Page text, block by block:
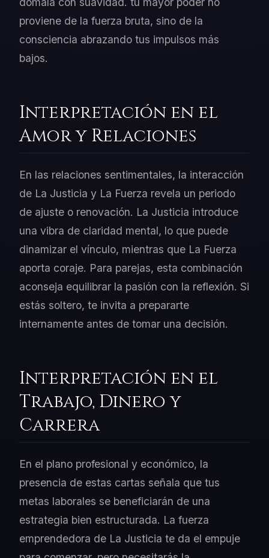
proviene de la fuerza bruta, sino de la
consciencia abrazando tus impulsos más
bajos.
Interpretación en el
Amor y Relaciones
En las relaciones sentimentales, la interacción
de La Justicia y La Fuerza revela un periodo
de ajuste o renovación. La Justicia introduce
una vibra de claridad mental, lo que puede
dinamizar el vínculo, mientras que La Fuerza
aporta coraje. Para parejas, esta combinación
aconseja equilibrar la pasión con la reflexión. Si
estás soltero, te invita a prepararte
internamente antes de tomar una decisión.
Interpretación en el
Trabajo, Dinero y
Carrera
En el plano profesional y económico, la
presencia de estas cartas señala que tus
metas laborales se beneficiarán de una
estrategia bien estructurada. La fuerza
emprendedora de La Justicia te da el empuje